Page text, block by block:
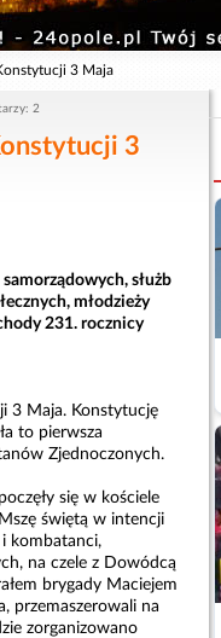
3 Maja
2
3
służb
młodzieży
231. rocznicy
3 Maja. Konstytucję
to pierwsza
Zjednoczonych.
się w kościele
świętą w intencji
i kombatanci,
na czele z Dowódcą
brygady Maciejem
przemaszerowali na
zorganizowano